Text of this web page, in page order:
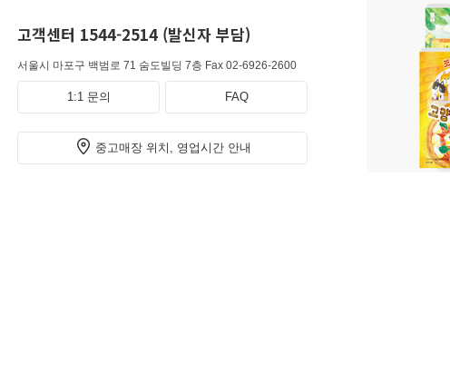
고객센터 1544-2514 (발신자 부담)
서울시 마포구 백범로 71 숨도빌딩 7층 Fax 02-6926-2600
1:1 문의 FAQ
중고매장 위치, 영업시간 안내